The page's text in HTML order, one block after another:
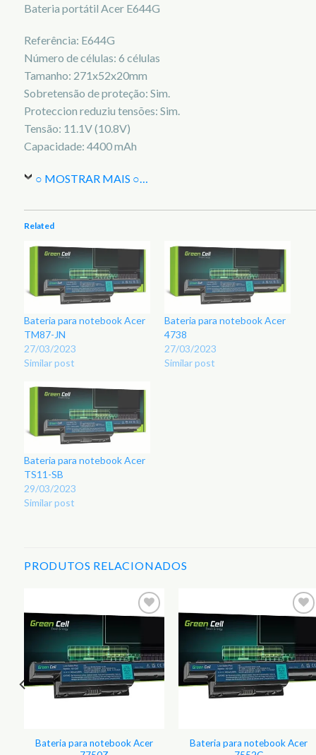
Bateria portátil Acer E644G
Referência: E644G
Número de células: 6 células
Tamanho: 271x52x20mm
Sobretensão de proteção: Sim.
Proteccion reduziu tensões: Sim.
Tensão: 11.1V (10.8V)
Capacidade: 4400 mAh
○ MOSTRAR MAIS ○…
Related
Bateria para notebook Acer
TM87-JN
27/03/2023
Similar post
Bateria para notebook Acer
4738
27/03/2023
Similar post
Bateria para notebook Acer
TS11-SB
29/03/2023
Similar post
PRODUTOS RELACIONADOS
Favoritos
Bateria para notebook Acer
Favoritos
Bateria para notebook Acer